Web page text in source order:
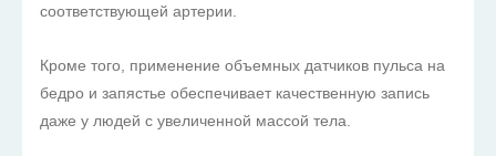
соответствующей артерии.
Кроме того, применение объемных датчиков пульса на
бедро и запястье обеспечивает качественную запись
даже у людей с увеличенной массой тела.